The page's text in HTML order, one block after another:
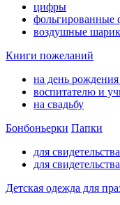
цифры
фольгированные
воздушные
Книги пожеланий
на день
воспитателю и
на свадьбу
Бонбоньерки Папки
для
для
Детская одежда для